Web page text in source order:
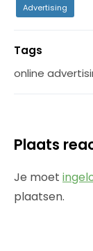
Advertising
Tags
online
Plaats
Je moet
plaatsen.